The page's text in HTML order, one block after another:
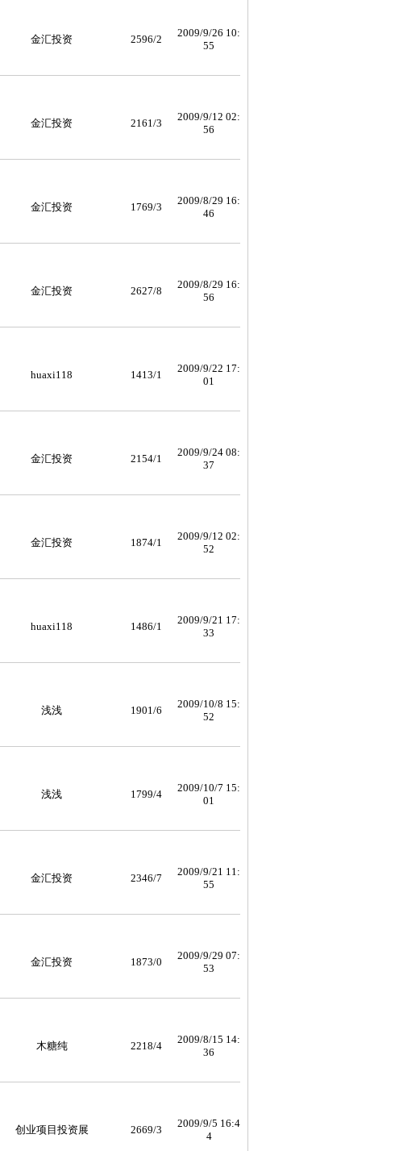
金汇投资 2596/2
2009/9/26 10:
55
金汇投资 2161/3
2009/9/12 02:
56
金汇投资 1769/3
2009/8/29 16:
46
金汇投资 2627/8
2009/8/29 16:
56
huaxi118 1413/1
2009/9/22 17:
01
金汇投资 2154/1
2009/9/24 08:
37
金汇投资 1874/1
2009/9/12 02:
52
huaxi118 1486/1
2009/9/21 17:
33
浅浅 1901/6
2009/10/8 15:
52
浅浅 1799/4
2009/10/7 15:
01
金汇投资 2346/7
2009/9/21 11:
55
金汇投资 1873/0
2009/9/29 07:
53
木糖纯 2218/4
2009/8/15 14:
36
创业项目投资展 2669/3
2009/9/5 16:4
4